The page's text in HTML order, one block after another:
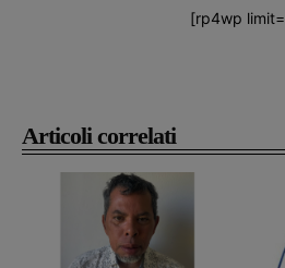
Articoli correlati
[rp4wp